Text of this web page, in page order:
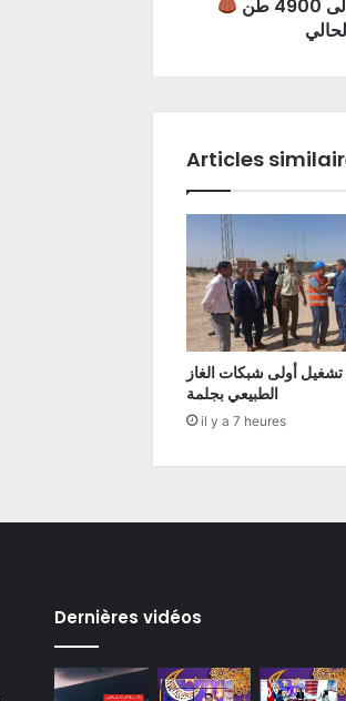
Articles
أولى شبكات الغاز
الطبيعي بجلمة
il y a 7 heures
Dernières vidéos